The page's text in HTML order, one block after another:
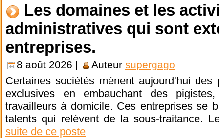
Les domaines et les
administratives qui sont
entreprises.
8 août 2026 | Auteur supergago
Certaines sociétés mènent aujourd’hui
exclusives en embauchant des
travailleurs à domicile. Ces entreprises se
talents qui relèvent de la sous-traitance.
suite de ce poste